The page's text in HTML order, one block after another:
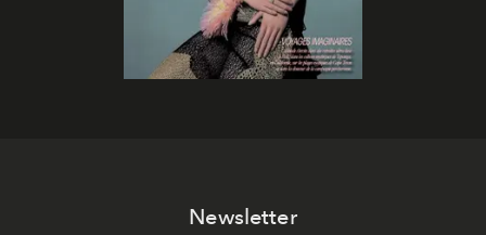
Newsletter